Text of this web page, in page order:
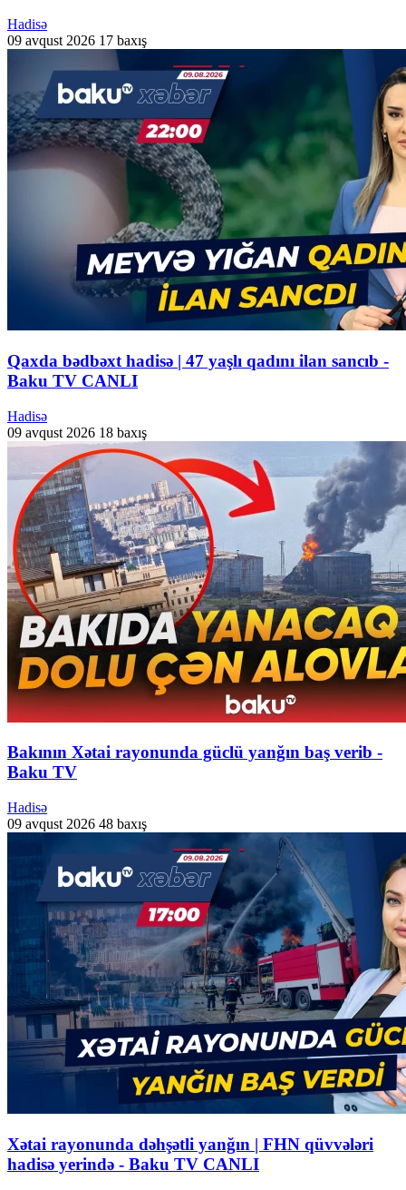
Hadisə
09 avqust 2026 17 baxış
Qaxda bədbəxt hadisə | 47 yaşlı qadını ilan sancıb -
Baku TV CANLI
Hadisə
09 avqust 2026 18 baxış
Bakının Xətai rayonunda güclü yanğın baş verib -
Baku TV
Hadisə
09 avqust 2026 48 baxış
Xətai rayonunda dəhşətli yanğın | FHN qüvvələri
hadisə yerində - Baku TV CANLI